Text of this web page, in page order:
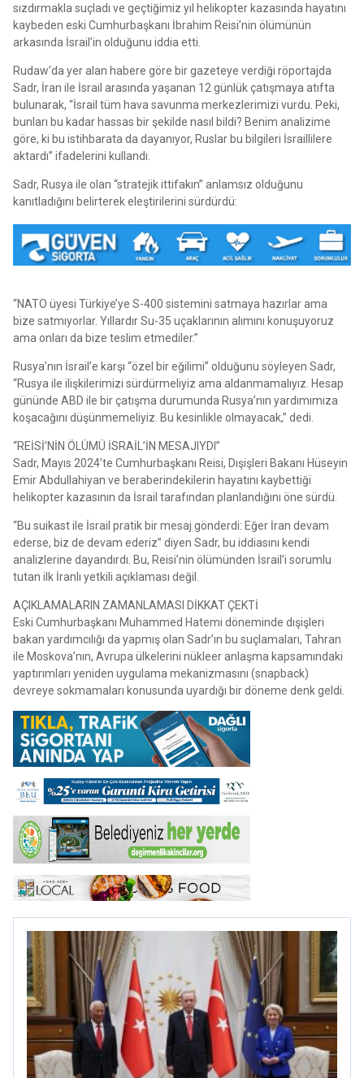
sızdırmakla suçladı ve geçtiğimiz yıl helikopter kazasında hayatını
kaybeden eski Cumhurbaşkanı İbrahim Reisi’nin ölümünün
arkasında İsrail’in olduğunu iddia etti.
Rudaw’da yer alan habere göre bir gazeteye verdiği röportajda
Sadr, İran ile İsrail arasında yaşanan 12 günlük çatışmaya atıfta
bulunarak, “İsrail tüm hava savunma merkezlerimizi vurdu. Peki,
bunları bu kadar hassas bir şekilde nasıl bildi? Benim analizime
göre, ki bu istihbarata da dayanıyor, Ruslar bu bilgileri İsraillilere
aktardı” ifadelerini kullandı.
Sadr, Rusya ile olan “stratejik ittifakın” anlamsız olduğunu
kanıtladığını belirterek eleştirilerini sürdürdü:
“NATO üyesi Türkiye’ye S-400 sistemini satmaya hazırlar ama
bize satmıyorlar. Yıllardır Su-35 uçaklarının alımını konuşuyoruz
ama onları da bize teslim etmediler.”
Rusya’nın İsrail’e karşı “özel bir eğilimi” olduğunu söyleyen Sadr,
“Rusya ile ilişkilerimizi sürdürmeliyiz ama aldanmamalıyız. Hesap
gününde ABD ile bir çatışma durumunda Rusya’nın yardımımıza
koşacağını düşünmemeliyiz. Bu kesinlikle olmayacak,” dedi.
“REİSİ’NİN ÖLÜMÜ İSRAİL’İN MESAJIYDI”
Sadr, Mayıs 2024’te Cumhurbaşkanı Reisi, Dışişleri Bakanı Hüseyin
Emir Abdullahiyan ve beraberindekilerin hayatını kaybettiği
helikopter kazasının da İsrail tarafından planlandığını öne sürdü.
“Bu suikast ile İsrail pratik bir mesaj gönderdi: Eğer İran devam
ederse, biz de devam ederiz” diyen Sadr, bu iddiasını kendi
analizlerine dayandırdı. Bu, Reisi’nin ölümünden İsrail’i sorumlu
tutan ilk İranlı yetkili açıklaması değil.
AÇIKLAMALARIN ZAMANLAMASI DİKKAT ÇEKTİ
Eski Cumhurbaşkanı Muhammed Hatemi döneminde dışişleri
bakan yardımcılığı da yapmış olan Sadr’ın bu suçlamaları, Tahran
ile Moskova’nın, Avrupa ülkelerini nükleer anlaşma kapsamındaki
yaptırımları yeniden uygulama mekanizmasını (snapback)
devreye sokmamaları konusunda uyardığı bir döneme denk geldi.